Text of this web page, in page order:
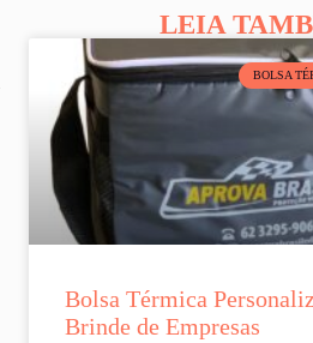
LEIA
BOLSA
Bolsa Térmica
Brinde de Empresas